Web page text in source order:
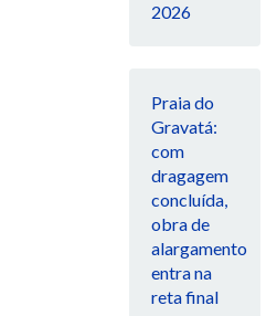
2026
Praia do
Gravatá:
com
dragagem
concluída,
obra de
alargamento
entra na
reta final